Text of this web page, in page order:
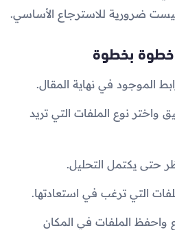
ليست ضرورية للاسترجاع الأساسي.
خطوة بخطوة
واختر نوع الملفات التي تريد
واحفظ الملفات في المكان